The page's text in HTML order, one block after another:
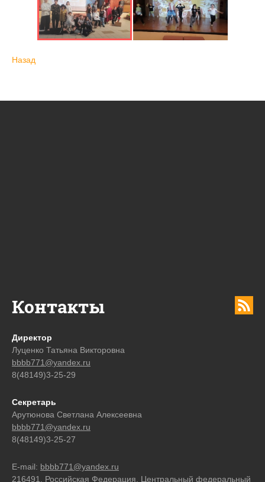
Назад
Контакты
Директор
Луценко Татьяна Викторовна
bbbb771@yandex.ru
8(48149)3-25-29
Секретарь
Арутюнова Светлана Алексеевна
bbbb771@yandex.ru
8(48149)3-25-27
E-mail: bbbb771@yandex.ru
216491, Российская Федерация, Центральный федеральный